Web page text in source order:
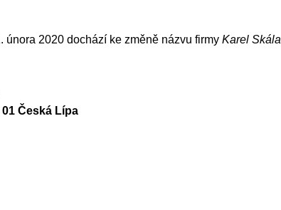
2020 dochází ke změně názvu firmy Karel
Česká Lípa